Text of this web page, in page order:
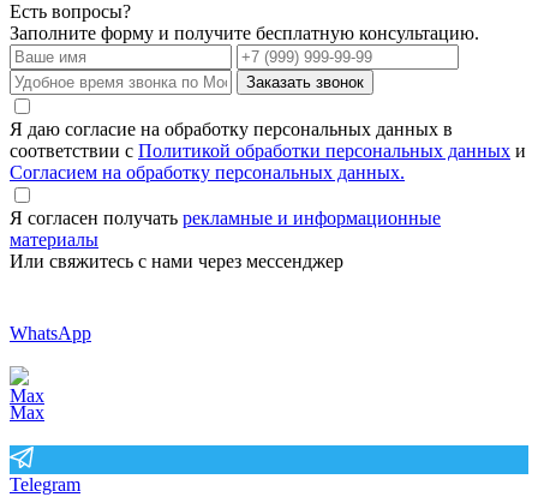
Есть вопросы?
Заполните форму и получите бесплатную консультацию.
Заказать звонок
Я даю согласие на обработку персональных данных в
соответствии с Политикой обработки персональных данных и
Согласием на обработку персональных данных.
Я согласен получать рекламные и информационные
материалы
Или свяжитесь с нами через мессенджер
WhatsApp
Max
Telegram